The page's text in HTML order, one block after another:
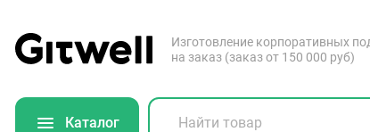
Изготовление корпоративных
на заказ (заказ от 150 000 руб)
Каталог